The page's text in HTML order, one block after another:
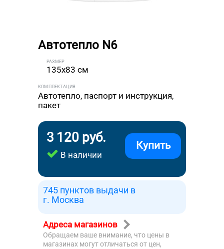
Автотепло N6
РАЗМЕР
135x83 см
КОМПЛЕКТАЦИЯ
Автотепло, паспорт и инструкция,
пакет
3 120 руб.
В наличии
Купить
745 пунктов выдачи в
г. Москва
Адреса магазинов
Обращаем ваше внимание, что цены в
магазинах могут отличаться от цен,